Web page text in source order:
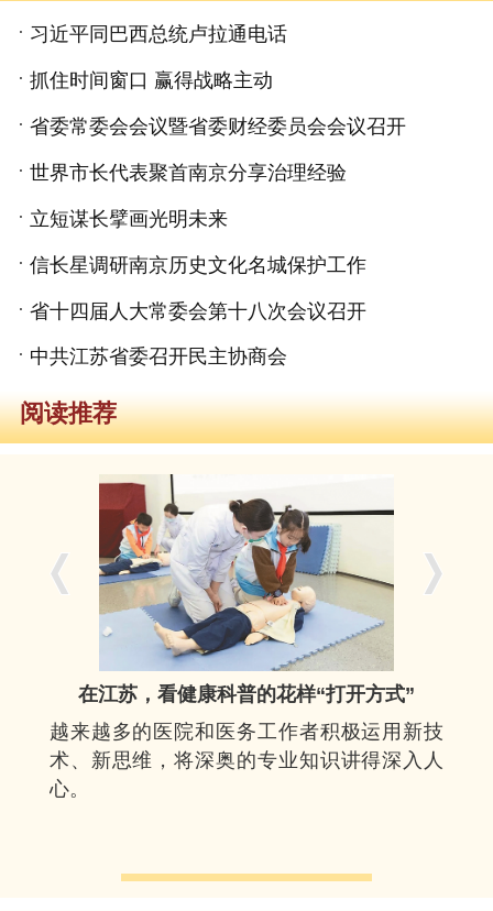
习近平同巴西总统卢拉通电话
抓住时间窗口 赢得战略主动
省委常委会会议暨省委财经委员会会议召开
世界市长代表聚首南京分享治理经验
立短谋长擘画光明未来
信长星调研南京历史文化名城保护工作
省十四届人大常委会第十八次会议召开
中共江苏省委召开民主协商会
阅读推荐
在江苏，看健康科普的花样“打开方式”
越来越多的医院和医务工作者积极运用新技
术、新思维，将深奥的专业知识讲得深入人
心。